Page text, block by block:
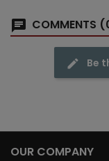
COMMENTS
Be
OUR COMPANY